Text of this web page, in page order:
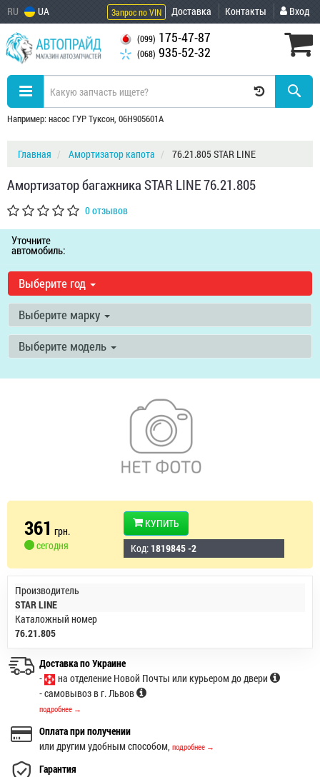
RU UA Запрос по VIN Доставка Контакты Вход
(099) 175-47-87
(068) 935-52-32
Например: насос ГУР Туксон, 06H905601A
Главная Амортизатор капота 76.21.805 STAR LINE
Амортизатор багажника STAR LINE 76.21.805
0 отзывов
Уточните
автомобиль:
Выберите год
Выберите марку
Выберите модель
361 грн.
сегодня
КУПИТЬ
Код: 1819845 -2
Производитель
STAR LINE
Каталожный номер
76.21.805
Доставка по Украине
-
на отделение Новой Почты или курьером до двери
- самовывоз в г. Львов
подробнее →
Оплата при получении
или другим удобным способом, подробнее →
Гарантия